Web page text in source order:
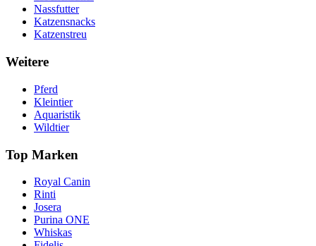
Nassfutter
Katzensnacks
Katzenstreu
Weitere
Pferd
Kleintier
Aquaristik
Wildtier
Top Marken
Royal Canin
Rinti
Josera
Purina ONE
Whiskas